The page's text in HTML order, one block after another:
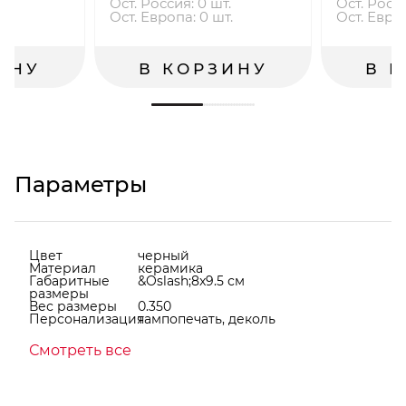
Ост. Европа: 0 шт.
В КОРЗИНУ
Ост.
В
Параметры
Цвет черный
Материал керамика
Габаритные
размеры
&Oslash;8x9.5 см
Вес размеры
0.350
Персонализациятампопечать, деколь
Смотреть все